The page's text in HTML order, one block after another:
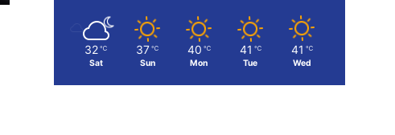
32 ℃
Sat
37 ℃
Sun
40 ℃
Mon
41 ℃
Tue
41 ℃
Wed